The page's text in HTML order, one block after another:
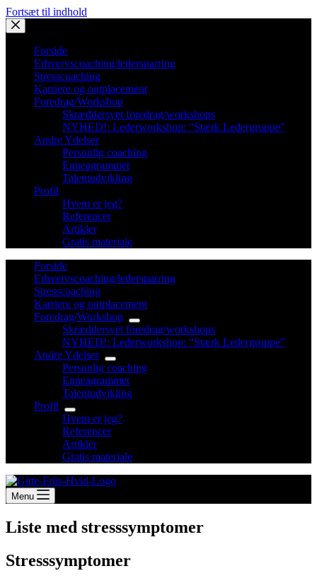
Fortsæt til indhold
Forside
Erhvervscoaching/ledersparring
Stresscoaching
Karriere og outplacement
Foredrag/Workshop
Skræddersyet foredrag/workshops
NYHED!: Lederworkshop: “Stærk Ledergruppe”
Andre Ydelser
Personlig coaching
Enneagrammet
Talentudvikling
Profil
Hvem er jeg?
Referencer
Artikler
Gratis materiale
Forside
Erhvervscoaching/ledersparring
Stresscoaching
Karriere og outplacement
Foredrag/Workshop
Skræddersyet foredrag/workshops
NYHED!: Lederworkshop: “Stærk Ledergruppe”
Andre Ydelser
Personlig coaching
Enneagrammet
Talentudvikling
Profil
Hvem er jeg?
Referencer
Artikler
Gratis materiale
Menu
Liste med stresssymptomer
Stresssymptomer